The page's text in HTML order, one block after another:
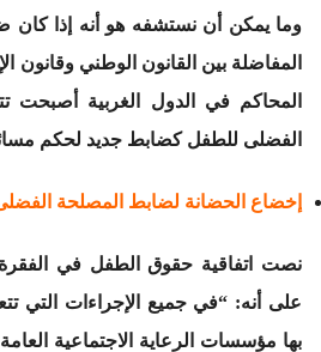
وما يمكن أن نستشفه هو أنه إذا كان
المفاضلة بين القانون الوطني وقانون
المحاكم في الدول الغربية أصبحت
الفضلى للطفل كضابط جديد لحكم
إخضاع الحضانة لضابط المصلحة
نصت اتفاقية حقوق الطفل في الفقرة
على أنه: “في جميع الإجراءات التي
بها مؤسسات الرعاية الاجتماعية